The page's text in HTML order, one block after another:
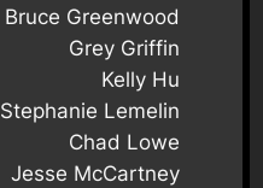
Bruce Greenwood
Grey Griffin
Kelly Hu
Stephanie Lemelin
Chad Lowe
Jesse McCartney